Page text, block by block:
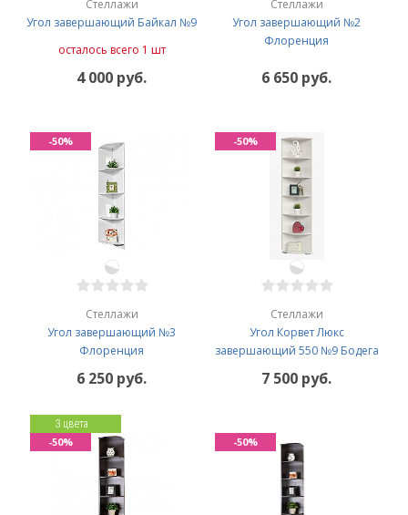
Стеллажи
Угол завершающий Байкал №9
осталось всего 1 шт
4 000 руб.
Стеллажи
Угол завершающий №2
Флоренция
6 650 руб.
Стеллажи
Угол завершающий №3
Флоренция
6 250 руб.
-50%
Стеллажи
Угол Корвет Люкс
завершающий 550 №9 Бодега
7 500 руб.
-50%
3 цвета
-50% -50%